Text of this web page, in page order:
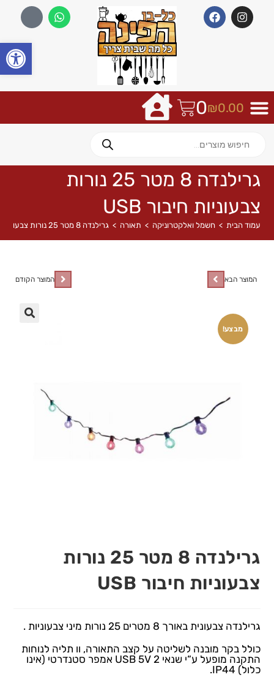
₪0.00
0
גרילנדה 8 מטר 25 נורות
צבעוניות חיבור USB
עמוד הבית > חשמל ואלקטרוניקה > תאורה > גרילנדה 8 מטר 25 נורות צבעוניות חיבור USB
מבצע!
המוצר הקודם המוצר הבא
גרילנדה 8 מטר 25 נורות
צבעוניות חיבור USB
גרילנדה צבעונית באורך מטרים 25 נורות מיני צבעוניות .
כולל בקר מובנה לשליטה על קצב התאורה, וו תליה לנוחות
התקנה מופעל ע“י שנאי אמפר סטנדרטי (אינו
כלול) IP44.